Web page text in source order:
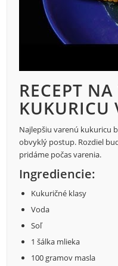
RECEPT
KUKURICU
Najlepšiu varenú kukuricu
obvyklý postup. Rozdiel
pridáme počas varenia.
Ingrediencie:
Kukuričné klasy
Voda
Soľ
1 šálka mlieka
100 gramov masla